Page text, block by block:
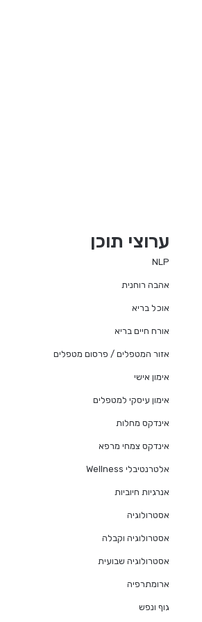
ערוצי תוכן
NLP
אהבה רוחנית
אוכל בריא
אורח חיים בריא
אזור המטפלים / פרסום מטפלים
אימון אישי
אימון עיסקי למטפלים
אינדקס מחלות
אינדקס צמחי מרפא
אלטרנטיבלי Wellness
אנרגיות חיוביות
אסטרולוגיה
אסטרולוגיה וקבלה
אסטרולוגיה שבועית
ארומתרפיה
גוף ונפש